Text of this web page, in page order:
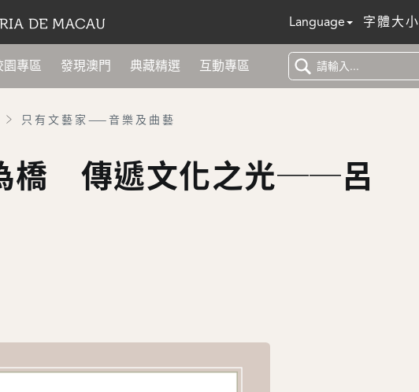
Language 字體大小
園專區 發現澳門 典藏精選 互動專區
只有文藝家——音樂及曲藝
橋 傳遞文化之光──呂